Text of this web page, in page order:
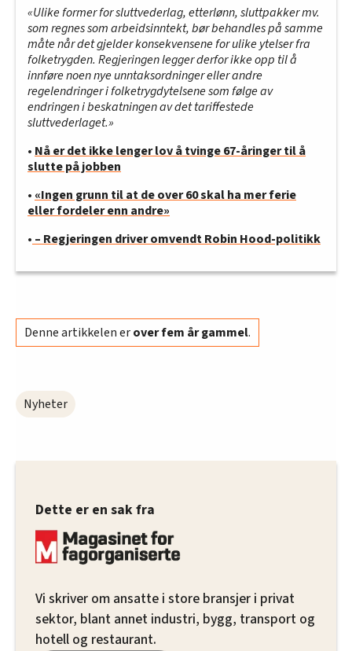
«Ulike former for sluttvederlag, etterlønn, sluttpakker mv.
som regnes som arbeidsinntekt, bør behandles på samme
måte når det gjelder konsekvensene for ulike ytelser fra
folketrygden. Regjeringen legger derfor ikke opp til å
innføre noen nye unntaksordninger eller andre
regelendringer i folketrygdytelsene som følge av
endringen i beskatningen av det tariffestede
sluttvederlaget.»
• Nå er det ikke lenger lov å tvinge 67-åringer til å
slutte på jobben
• «Ingen grunn til at de over 60 skal ha mer ferie
eller fordeler enn andre»
• – Regjeringen driver omvendt Robin Hood-politikk
Denne artikkelen erover fem år gammel.
Nyheter
Dette er en sak fra
Vi skriver om ansatte i store bransjer i privat
sektor, blant annet industri, bygg, transport og
hotell og restaurant.